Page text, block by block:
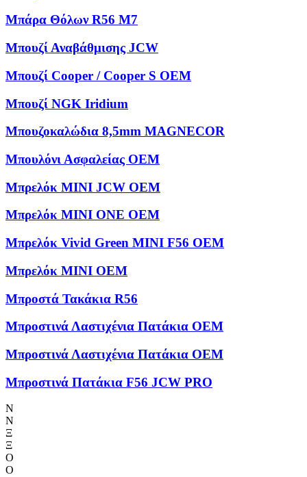
Μπάρα Θόλων R56 M7
Μπουζί Αναβάθμισης JCW
Μπουζί Cooper / Cooper S OEM
Μπουζί NGK Iridium
Μπουζοκαλώδια 8,5mm MAGNECOR
Μπουλόνι Ασφαλείας OEM
Μπρελόκ MINI JCW OEM
Μπρελόκ MINI ONE OEM
Μπρελόκ Vivid Green MINI F56 OEM
Μπρελόκ ΜΙΝΙ OEM
Μπροστά Τακάκια R56
Μπροστινά Λαστιχένια Πατάκια OEM
Μπροστινά Λαστιχένια Πατάκια OEM
Μπροστινά Πατάκια F56 JCW PRO
Ν
Ν
Ξ
Ξ
Ο
Ο